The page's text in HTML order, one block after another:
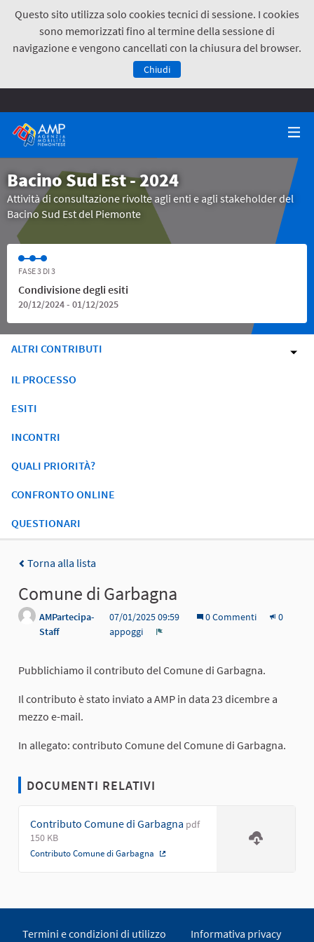
Questo sito utilizza solo cookies tecnici di sessione. I cookies
sono memorizzati fino al termine della sessione di
navigazione e vengono cancellati con la chiusura del browser.
Chiudi
Bacino Sud Est - 2024
Attività di consultazione rivolte agli enti e agli stakeholder del
Bacino Sud Est del Piemonte
FASE 3 DI 3
Condivisione degli esiti
20/12/2024 - 01/12/2025
ALTRI CONTRIBUTI
IL PROCESSO
ESITI
INCONTRI
QUALI PRIORITÀ?
CONFRONTO ONLINE
QUESTIONARI
Torna alla lista
Comune di Garbagna
AMPartecipa-
Staff
07/01/2025 09:59 0 Commenti
0
appoggi
Pubblichiamo il contributo del Comune di Garbagna.
Il contributo è stato inviato a AMP in data 23 dicembre a
mezzo e-mail.
In allegato: contributo Comune del Comune di Garbagna.
DOCUMENTI RELATIVI
Contributo Comune di Garbagna pdf
150 KB
Contributo Comune di Garbagna
Termini e condizioni di utilizzo Informativa privacy